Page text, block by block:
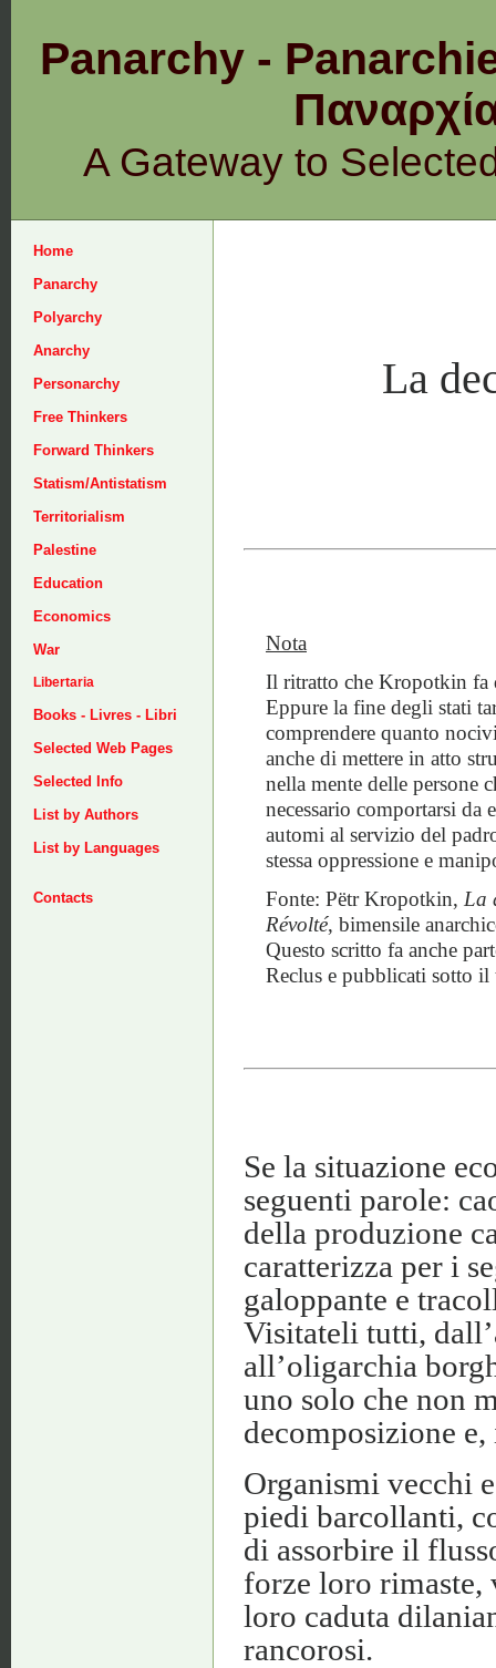
Panarchy -
A Gateway to
Home
Panarchy
Polyarchy
Anarchy
Personarchy
Free Thinkers
Forward Thinkers
Statism/Antistatism
Territorialism
Palestine
Education
Economics
War
Libertaria
Books - Livres - Libri
Selected Web Pages
Selected Info
List by Authors
List by Languages
Contacts
La
Nota
Il ritratto che Kropotkin fa
Eppure la fine degli stati
comprendere quanto
anche di mettere in atto
nella mente delle persone
necessario comportarsi da
automi al servizio del
stessa oppressione e
Fonte: Pëtr Kropotkin, La
Révolté, bimensile
Questo scritto fa anche
Reclus e pubblicati sotto
Se la situazione
seguenti parole:
della produzione
caratterizza per i
galoppante e
Visitateli tutti,
all’oligarchia
uno solo che non
decomposizione
Organismi vecchi
piedi barcollanti,
di assorbire il
forze loro rimaste,
loro caduta
rancorosi.